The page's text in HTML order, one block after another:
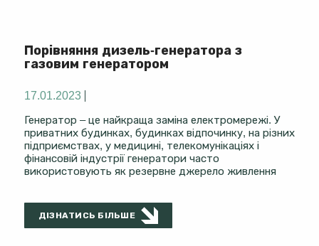
Порівняння дизель-генератора з
газовим генератором
17.01.2023
Генератор – це найкраща заміна електромережі. У
приватних будинках, будинках відпочинку, на різних
підприємствах, у медицині, телекомунікаціях і
фінансовій індустрії генератори часто
використовують як резервне джерело живлення
ДІЗНАТИСЬ БІЛЬШЕ